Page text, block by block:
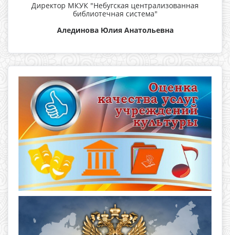
Директор МКУК "Небугская централизованная
библиотечная система"
Алединова Юлия Анатольевна